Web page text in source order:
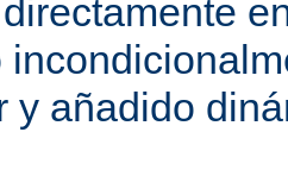
y añadido